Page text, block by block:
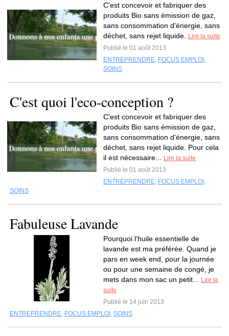
C'est concevoir et fabriquer des
produits Bio sans émission de gaz,
sans consommation d'énergie, sans
déchet, sans rejet liquide.
Lire la suite
Publié le 01 août 2013
ENTREPRENDRE, FOCUS EMPLOI ,
SOINS
C'est quoi l'eco-conception ?
C'est concevoir et fabriquer des
produits Bio sans émission de gaz,
sans consommation d'énergie, sans
déchet, sans rejet liquide. Pour cela
il est nécessaire...
Lire la suite
Publié le 01 août 2013
ENTREPRENDRE, FOCUS EMPLOI ,
SOINS
Fabuleuse Lavande
Pourquoi l'huile essentielle de
lavande est ma préférée. Quand je
pars en week end, pour la journée
ou pour une semaine de congé, je
mets dans mon sac un petit...
Lire la
suite
Publié le 14 juin 2013
ENTREPRENDRE, FOCUS EMPLOI , SOINS